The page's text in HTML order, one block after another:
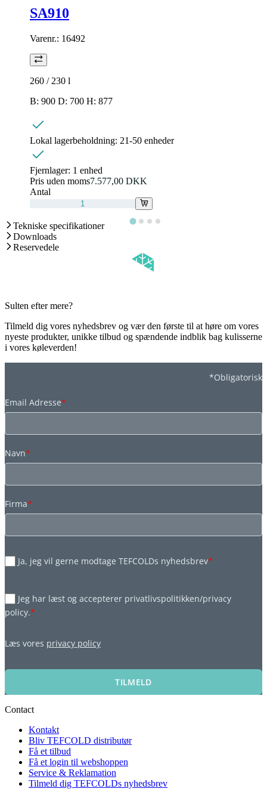
SA910
Varenr.: 16492
260 / 230 l
B: 900 D: 700 H: 877
Lokal lagerbeholdning: 21-50 enheder
Fjernlager: 1 enhed
Pris uden moms7.577,00 DKK
Antal
Tekniske specifikationer
Downloads
Reservedele
Sulten efter mere?
Tilmeld dig vores nyhedsbrev og vær den første til at høre om vores
nyeste produkter, unikke tilbud og spændende indblik bag kulisserne
i vores køleverden!
*Obligatorisk
Email Adresse*
Navn*
Firma*
Ja, jeg vil gerne modtage TEFCOLDs nyhedsbrev*
Jeg har læst og accepterer privatlivspolitikken/privacy
policy.*
Læs vores privacy policy
TILMELD
Contact
Kontakt
Bliv TEFCOLD distributør
Få et tilbud
Få et login til webshoppen
Service & Reklamation
Tilmeld dig TEFCOLDs nyhedsbrev